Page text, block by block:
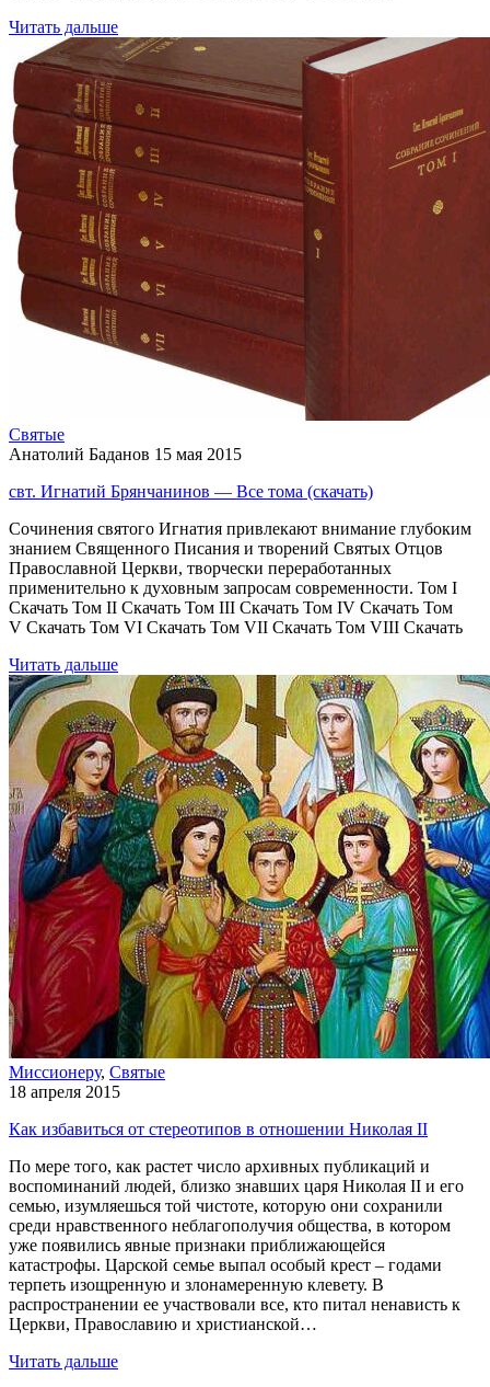
Читать дальше
Святые
Анатолий Баданов 15 мая 2015
свт. Игнатий Брянчанинов — Все тома (скачать)
Cочинения святого Игнатия привлекают внимание глубоким
знанием Священного Писания и творений Святых Отцов
Православной Церкви, творчески переработанных
применительно к духовным запросам современности. Том I
Скачать Том II Скачать Том III Скачать Том IV Скачать Том
V Скачать Том VI Скачать Том VII Скачать Том VIII Скачать
Читать дальше
Миссионеру, Святые
18 апреля 2015
Как избавиться от стереотипов в отношении Николая II
По мере того, как растет число архивных публикаций и
воспоминаний людей, близко знавших царя Николая II и его
семью, изумляешься той чистоте, которую они сохранили
среди нравственного неблагополучия общества, в котором
уже появились явные признаки приближающейся
катастрофы. Царской семье выпал особый крест – годами
терпеть изощренную и злонамеренную клевету. В
распространении ее участвовали все, кто питал ненависть к
Церкви, Православию и христианской…
Читать дальше